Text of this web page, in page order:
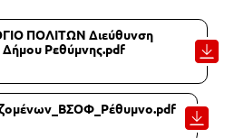
ΠΟΛΙΤΩΝ Διεύθυνση
Ρεθύμνης.pdf